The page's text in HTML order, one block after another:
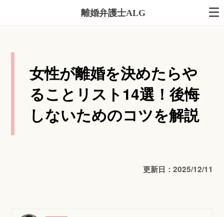
離婚弁護士ALG
女性が離婚を決めたらや
ることリスト14選！後悔
しないためのコツを解説
更新日：2025/12/11